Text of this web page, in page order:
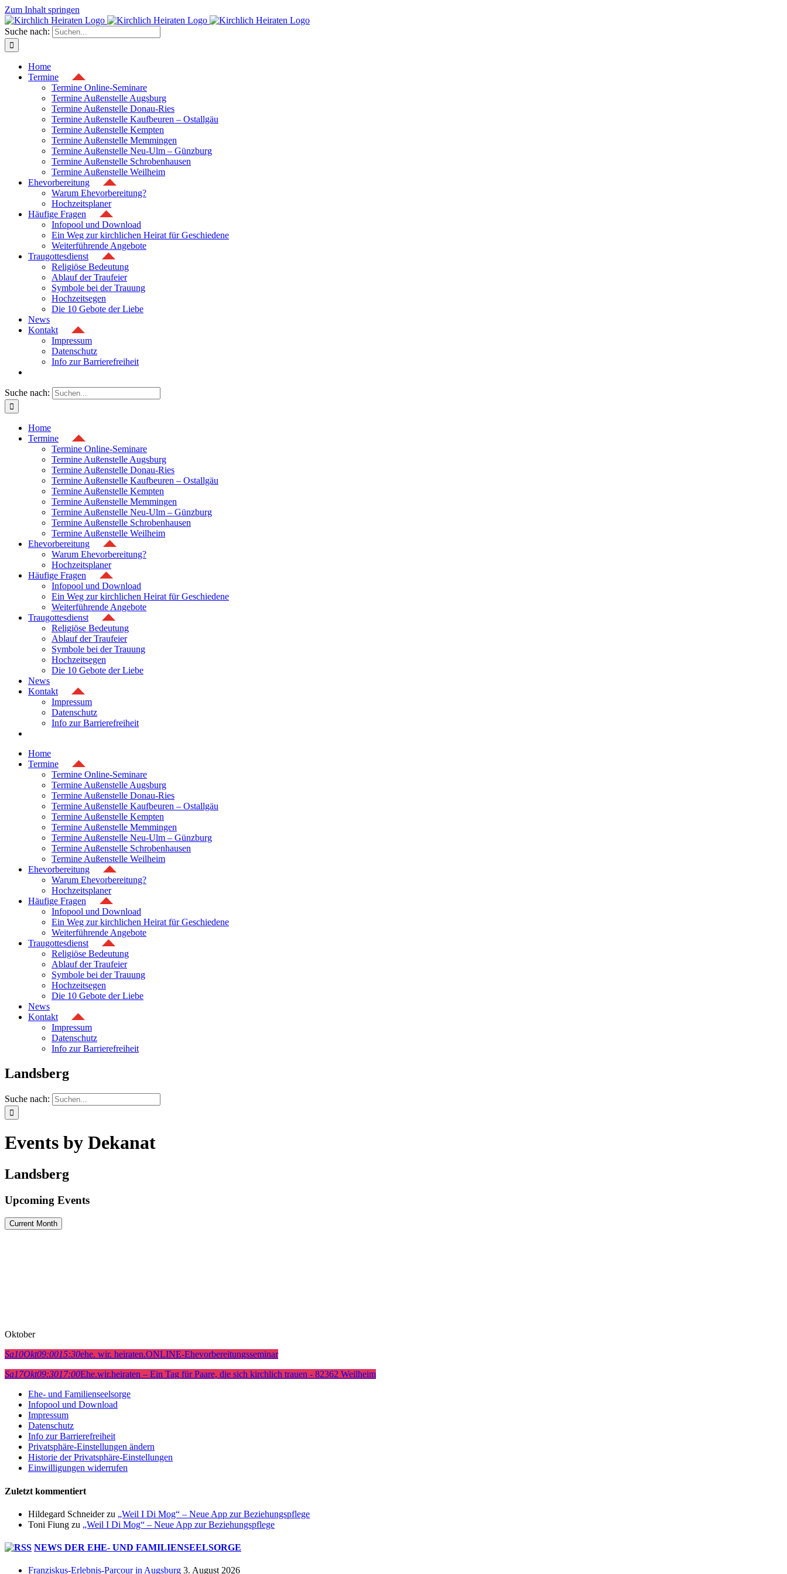
Zum Inhalt springen
Suche nach:
Home
Termine
Termine Online-Seminare
Termine Außenstelle Augsburg
Termine Außenstelle Donau-Ries
Termine Außenstelle Kaufbeuren – Ostallgäu
Termine Außenstelle Kempten
Termine Außenstelle Memmingen
Termine Außenstelle Neu-Ulm – Günzburg
Termine Außenstelle Schrobenhausen
Termine Außenstelle Weilheim
Ehevorbereitung
Warum Ehevorbereitung?
Hochzeitsplaner
Häufige Fragen
Infopool und Download
Ein Weg zur kirchlichen Heirat für Geschiedene
Weiterführende Angebote
Traugottesdienst
Religiöse Bedeutung
Ablauf der Traufeier
Symbole bei der Trauung
Hochzeitsegen
Die 10 Gebote der Liebe
News
Kontakt
Impressum
Datenschutz
Info zur Barrierefreiheit
Suche nach:
Home
Termine
Termine Online-Seminare
Termine Außenstelle Augsburg
Termine Außenstelle Donau-Ries
Termine Außenstelle Kaufbeuren – Ostallgäu
Termine Außenstelle Kempten
Termine Außenstelle Memmingen
Termine Außenstelle Neu-Ulm – Günzburg
Termine Außenstelle Schrobenhausen
Termine Außenstelle Weilheim
Ehevorbereitung
Warum Ehevorbereitung?
Hochzeitsplaner
Häufige Fragen
Infopool und Download
Ein Weg zur kirchlichen Heirat für Geschiedene
Weiterführende Angebote
Traugottesdienst
Religiöse Bedeutung
Ablauf der Traufeier
Symbole bei der Trauung
Hochzeitsegen
Die 10 Gebote der Liebe
News
Kontakt
Impressum
Datenschutz
Info zur Barrierefreiheit
Home
Termine
Termine Online-Seminare
Termine Außenstelle Augsburg
Termine Außenstelle Donau-Ries
Termine Außenstelle Kaufbeuren – Ostallgäu
Termine Außenstelle Kempten
Termine Außenstelle Memmingen
Termine Außenstelle Neu-Ulm – Günzburg
Termine Außenstelle Schrobenhausen
Termine Außenstelle Weilheim
Ehevorbereitung
Warum Ehevorbereitung?
Hochzeitsplaner
Häufige Fragen
Infopool und Download
Ein Weg zur kirchlichen Heirat für Geschiedene
Weiterführende Angebote
Traugottesdienst
Religiöse Bedeutung
Ablauf der Traufeier
Symbole bei der Trauung
Hochzeitsegen
Die 10 Gebote der Liebe
News
Kontakt
Impressum
Datenschutz
Info zur Barrierefreiheit
Landsberg
Suche nach:
Events by Dekanat
Landsberg
Upcoming Events
Current Month
Oktober
Sa10Okt09:0015:30ehe. wir. heiraten.ONLINE-Ehevorbereitungsseminar
Sa17Okt09:3017:00Ehe.wir.heiraten – Ein Tag für Paare, die sich kirchlich trauen - 82362 Weilheim
Ehe- und Familienseelsorge
Infopool und Download
Impressum
Datenschutz
Info zur Barrierefreiheit
Privatsphäre-Einstellungen ändern
Historie der Privatsphäre-Einstellungen
Einwilligungen widerrufen
Zuletzt kommentiert
Hildegard Schneiderzu „Weil I Di Mog“ – Neue App zur Beziehungspflege
Toni Fiung zu „Weil I Di Mog“ – Neue App zur Beziehungspflege
NEWS DER EHE- UND FAMILIENSEELSORGE
Franziskus-Erlebnis-Parcour in Augsburg 3. August 2026